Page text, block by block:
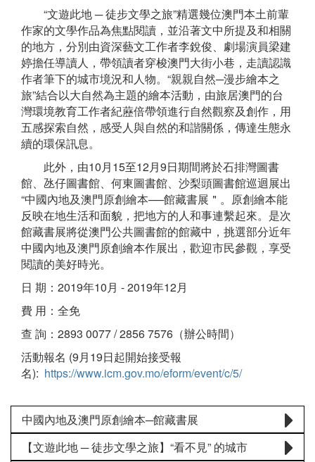
“文遊此地 ─ 徒步文學之旅”精選幾位澳門本土前輩
作家的文學作品為焦點閱讀，並沿著文中所提及和相關
的地方，分別由資深藝文工作者李銳俊、劇場演員梁建
婷擔任導讀人，帶領讀者穿梭澳門大街小巷，走讀認識
作者筆下的城市境況和人物。“親親自然─漫步繪本之
旅”結合以大自然為主題的繪本活動，由旅居澳門的台
灣環境教育工作者紀藶倍帶領進行自然觀察及創作，用
五感探索自然，感受人與自然的和諧關係，傳達生態永
續的環保訊息。
此外，由10月15至12月9日期間將於石排灣圖書
館、氹仔圖書館、何東圖書館、沙梨頭圖書館巡迴展出
“中國內地及澳門原創繪本──館藏書展＂。原創繪本能
反映在地生活和面貌，把地方的人和事連繫起來。是次
館藏書展將從澳門公共圖書館的館藏中，挑選部分近年
中國內地及澳門原創繪本作展出，歡迎市民參觀，享受
閱讀的美好時光。
日 期：2019年10月 - 2019年12月
費 用：全免
查 詢：2893 0077 / 2856 7576（辦公時間）
活動報名 (9月19日起開始接受報
名): https://www.icm.gov.mo/eform/event/c/5/
中國內地及澳門原創繪本─館藏書展
【文遊此地 ─ 徒步文學之旅】“看不見” 的城市